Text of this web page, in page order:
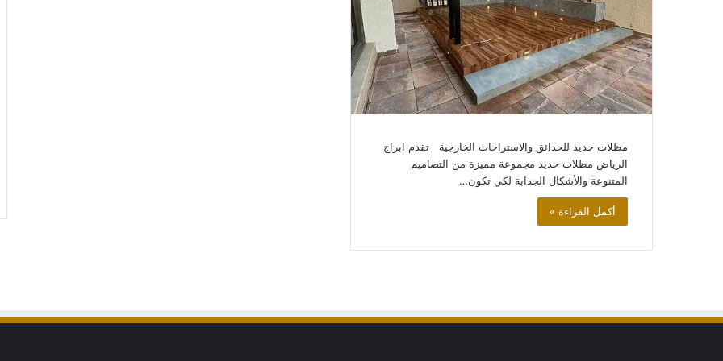
مظلات حديد للحدائق والاستراحات الخارجية تقدم ابراج
الرياض مظلات حديد مجموعة مميزة من التصاميم
المتنوعة والأشكال الجذابة لكي تكون…
أكمل القراءة »
سواتر
وحواجز
منزلية
اسعار
سواتر
الحوش
سواتر وحواجز منزلية اسعار سواتر
الحوش والسطح